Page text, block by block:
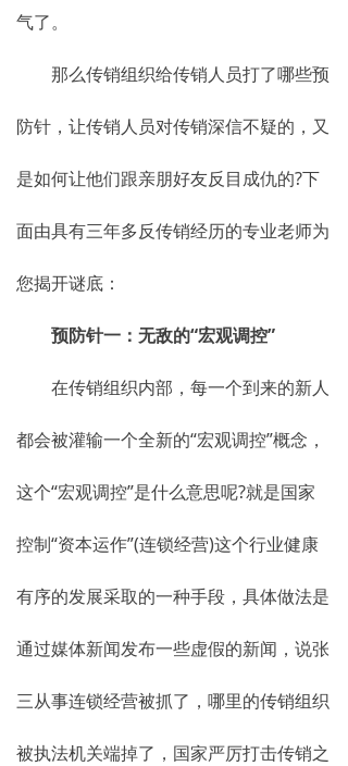
气了。
那么传销组织给传销人员打了哪些预
防针，让传销人员对传销深信不疑的，又
是如何让他们跟亲朋好友反目成仇的?下
面由具有三年多反传销经历的专业老师为
您揭开谜底：
预防针一：无敌的“宏观调控”
在传销组织内部，每一个到来的新人
都会被灌输一个全新的“宏观调控”概念，
这个“宏观调控”是什么意思呢?就是国家
控制“资本运作”(连锁经营)这个行业健康
有序的发展采取的一种手段，具体做法是
通过媒体新闻发布一些虚假的新闻，说张
三从事连锁经营被抓了，哪里的传销组织
被执法机关端掉了，国家严厉打击传销之